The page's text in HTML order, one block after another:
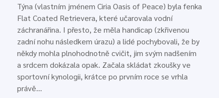
Týna (vlastním jménem Ciria Oasis of Peace) byla fenka
Flat Coated Retrievera, které učarovala vodní
záchranářina. I přesto, že měla handicap (zkřivenou
zadní nohu následkem úrazu) a lidé pochybovali, že by
někdy mohla plnohodnotně cvičit, jim svým nadšením
a srdcem dokázala opak. Začala skládat zkoušky ve
sportovní kynologii, krátce po prvním roce se vrhla
právě…